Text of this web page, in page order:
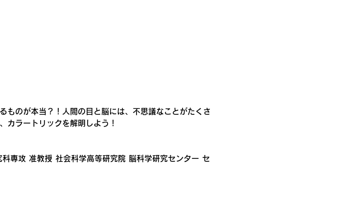
ものが本当？！人間の目と脳には、不思議なことがたくさ
カラートリックを解明しよう！
専攻 准教授 社会科学高等研究院 脳科学研究センター セ